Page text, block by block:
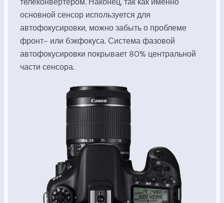
основной сенсор используется для
автофокусировки, можно забыть о проблеме
фронт- или бэкфокуса. Система фазовой
автофокусировки покрывает 80% центральной
части сенсора.